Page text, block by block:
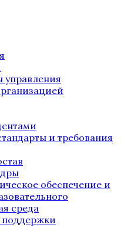
управления
и требования
обеспечение и
среда